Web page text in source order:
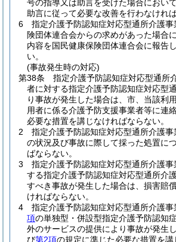
号の指導又は助言を受けた場合におい
助言に従って必要な改善を行わなければ
6
指定介護予防認知症対応型通所介護
険団体連合会からの求めがあった場合に
内容を国民健康保険団体連合会に報告
い。
(事故発生時の対応)
第38条
指定介護予防認知症対応型通所
者に対する指定介護予防認知症対応型
り事故が発生した場合は、市、当該利
用者に係る介護予防支援事業者等に連
必要な措置を講じなければならない。
2
指定介護予防認知症対応型通所介護事
の状況及び事故に際して採った処置に
ばならない。
3
指定介護予防認知症対応型通所介護
する指定介護予防認知症対応型通所介
すべき事故が発生した場合は、損害賠
ければならない。
4
指定介護予防認知症対応型通所介護事
項の単独型・併設型指定介護予防認知
外のサービスの提供により事故が発生し
び第2項の規定に準じた必要な措置を